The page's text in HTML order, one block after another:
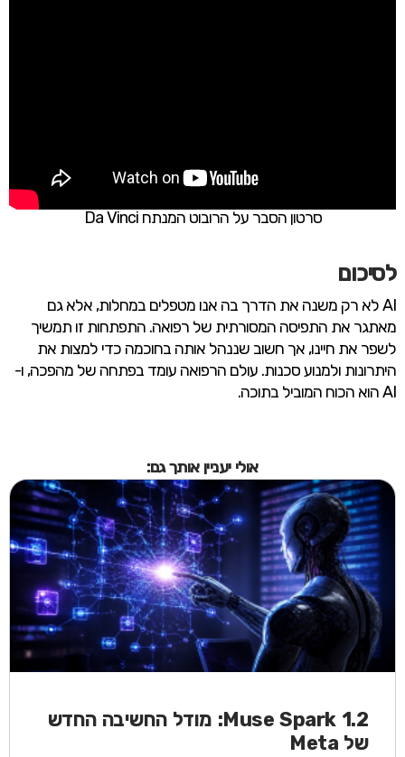
סרטון הסבר על הרובוט המנתח Da Vinci
לסיכום
AI לא רק משנה את הדרך בה אנו מטפלים במחלות, אלא גם
מאתגר את התפיסה המסורתית של רפואה. התפתחות זו תמשיך
לשפר את חיינו, אך חשוב שננהל אותה בחוכמה כדי למצות את
היתרונות ולמנוע סכנות. עולם הרפואה עומד בפתחה של מהפכה, ו-
AI הוא הכוח המוביל בתוכה.
אולי יעניין אותך גם:
Muse Spark 1.2: מודל החשיבה החדש
של Meta